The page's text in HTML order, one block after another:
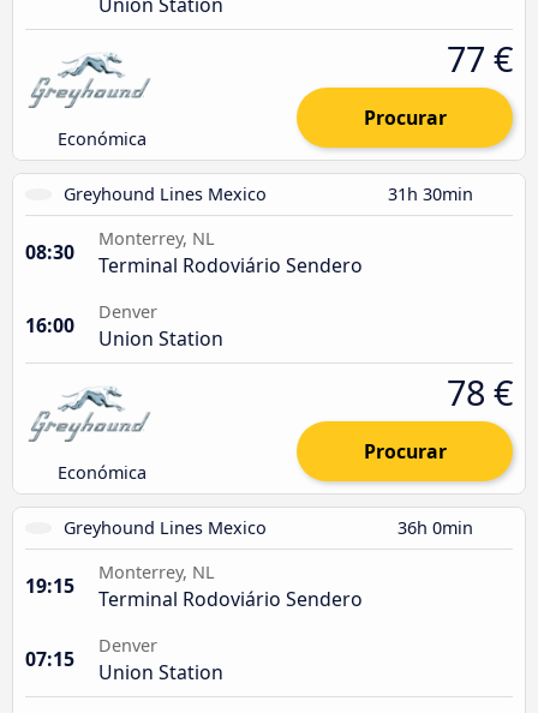
Económica
77 €
Procurar
Greyhound Lines Mexico 31h 30min
08:30
Monterrey, NL
Terminal Rodoviário Sendero
16:00
Denver
Union Station
Económica
78 €
Procurar
Greyhound Lines Mexico 36h 0min
19:15
Monterrey, NL
Terminal Rodoviário Sendero
07:15
Denver
Union Station